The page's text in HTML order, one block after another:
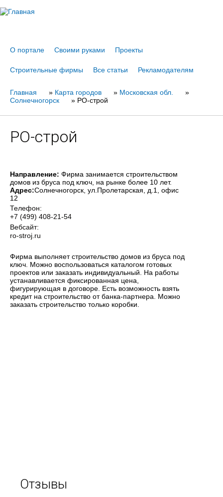
О портале Своими руками Проекты
Строительные фирмы Все статьи Рекламодателям
Вы
Главная » Карта городов » Московская обл.
»
Солнечногорск
» РО-строй
РО-строй
Направление: Фирма занимается строительством
домов из бруса под ключ, на рынке более 10 лет.
Адрес:Солнечногорск , ул.Пролетарская, д.1, офис
12
Телефон:
+7 (499) 408-21-54
Вебсайт:
ro-stroj.ru
Фирма выполняет строительство домов из бруса под
ключ. Можно воспользоваться каталогом готовых
проектов или заказать индивидуальный. На работы
устанавливается фиксированная цена,
фигурирующая в договоре. Есть возможность взять
кредит на строительство от банка-партнера. Можно
заказать строительство только коробки.
Отзывы